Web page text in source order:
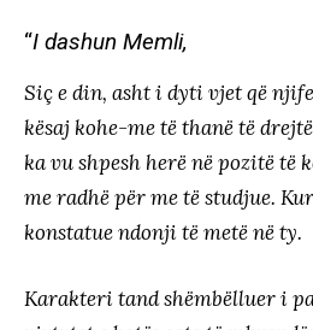
“I dashun Memli,
Siç e din, asht i dyti vjet që
kësaj kohe-me të thanë të
ka vu shpesh herë në pozitë të
me radhë për me të studjue.
konstatue ndonji të metë në ty.
Karakteri tand shëmbëlluer i